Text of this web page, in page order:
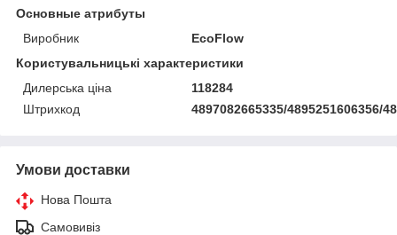
Основные атрибуты
Виробник
EcoFlow
Користувальницькі характеристики
Дилерська ціна
118284
Штрихкод
4897082665335/4895251606356/
Умови доставки
Нова Пошта
Самовивіз